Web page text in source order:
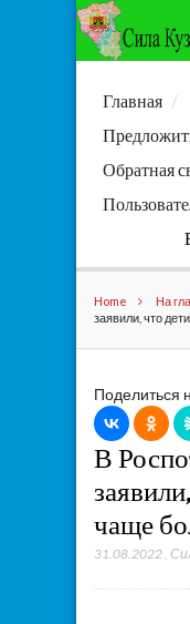
Главная
Обратная
Home На
заявили, что
Поделиться
В
чаще
31.08.2022,